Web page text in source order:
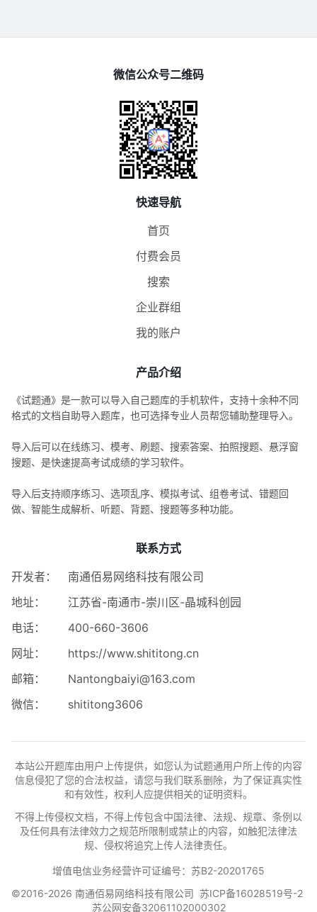
微信公众号二维码
快速导航
首页
付费会员
搜索
企业群组
我的账户
产品介绍
《试题通》是一款可以导入自己题库的手机软件，支持十余种不同
格式的文档自助导入题库，也可选择专业人员帮您辅助整理导入。
导入后可以在线练习、模考、刷题、搜索答案、拍照搜题、悬浮窗
搜题、是快速提高考试成绩的学习软件。
导入后支持顺序练习、选项乱序、模拟考试、组卷考试、错题回
做、智能生成解析、听题、背题、搜题等多种功能。
联系方式
开发者：
南通佰易网络科技有限公司
地址：
江苏省-南通市-崇川区-晶城科创园
电话：
400-660-3606
网址：
https://www.shititong.cn
邮箱：
Nantongbaiyi@163.com
微信：
shititong3606
本站公开题库由用户上传提供，如您认为试题通用户所上传的内容
信息侵犯了您的合法权益，请您与我们联系删除，为了保证真实性
和有效性，权利人应提供相关的证明资料。
不得上传侵权文档，不得上传包含中国法律、法规、规章、条例以
及任何具有法律效力之规范所限制或禁止的内容，如触犯法律法
规、侵权将追究上传人法律责任。
增值电信业务经营许可证编号：苏B2-20201765
©2016-2026 南通佰易网络科技有限公司 苏ICP备16028519号-2
苏公网安备32061102000302